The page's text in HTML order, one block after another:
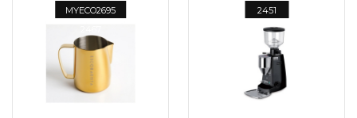
MYECO2695
2451